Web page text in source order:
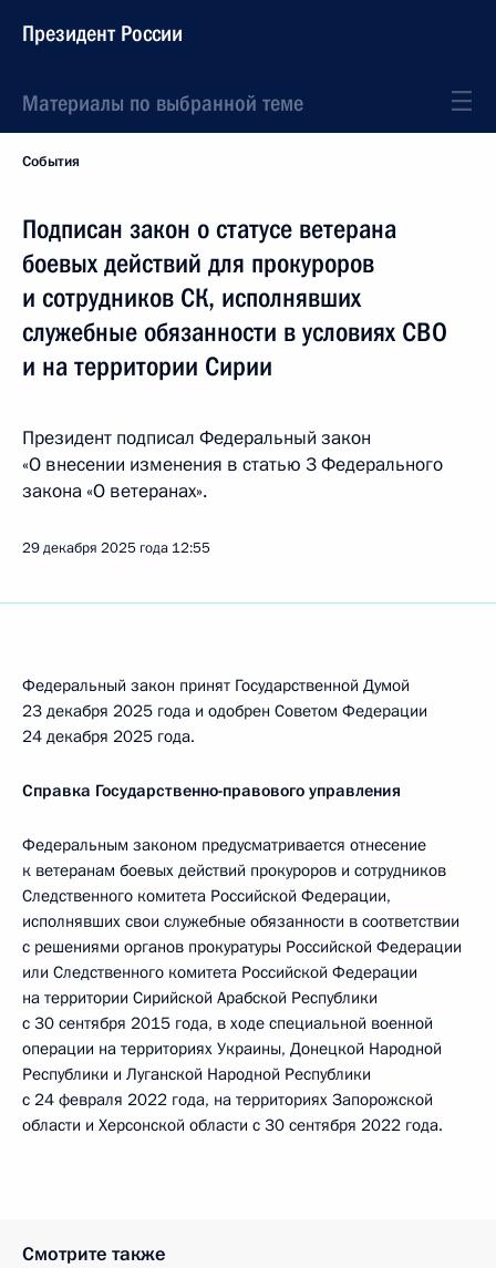
Президент России
Материалы по выбранной теме
События
Подписан закон о статусе ветерана
боевых действий для прокуроров
и сотрудников СК, исполнявших
служебные обязанности в условиях СВО
и на территории Сирии
Президент подписал Федеральный закон
«О внесении изменения в статью 3 Федерального
закона «О ветеранах».
29 декабря 2025 года 12:55
Федеральный закон принят Государственной Думой
23 декабря 2025 года и одобрен Советом Федерации
24 декабря 2025 года.
Справка Государственно-правового управления
Федеральным законом предусматривается отнесение
к ветеранам боевых действий прокуроров и сотрудников
Следственного комитета Российской Федерации,
исполнявших свои служебные обязанности в соответствии
с решениями органов прокуратуры Российской Федерации
или Следственного комитета Российской Федерации
на территории Сирийской Арабской Республики
с 30 сентября 2015 года, в ходе специальной военной
операции на территориях Украины, Донецкой Народной
Республики и Луганской Народной Республики
с 24 февраля 2022 года, на территориях Запорожской
области и Херсонской области с 30 сентября 2022 года.
Смотрите также